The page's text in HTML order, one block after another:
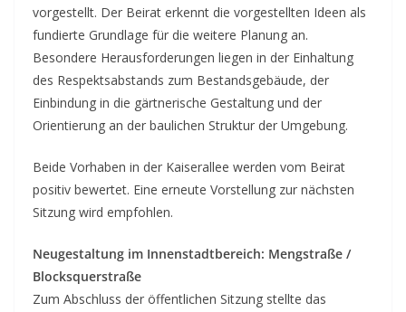
vorgestellt. Der Beirat erkennt die vorgestellten Ideen als
fundierte Grundlage für die weitere Planung an.
Besondere Herausforderungen liegen in der Einhaltung
des Respektsabstands zum Bestandsgebäude, der
Einbindung in die gärtnerische Gestaltung und der
Orientierung an der baulichen Struktur der Umgebung.
Beide Vorhaben in der Kaiserallee werden vom Beirat
positiv bewertet. Eine erneute Vorstellung zur nächsten
Sitzung wird empfohlen.
Neugestaltung im Innenstadtbereich: Mengstraße /
Blocksquerstraße
Zum Abschluss der öffentlichen Sitzung stellte das